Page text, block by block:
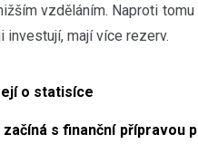
vzděláním. Naproti
investují, mají více rezerv.
o statisíce
začíná s finanční přípravou